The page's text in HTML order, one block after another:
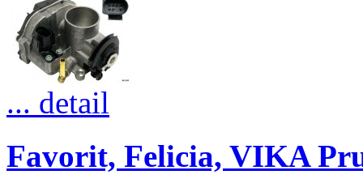
... detail
Favorit, Felicia, VIKA